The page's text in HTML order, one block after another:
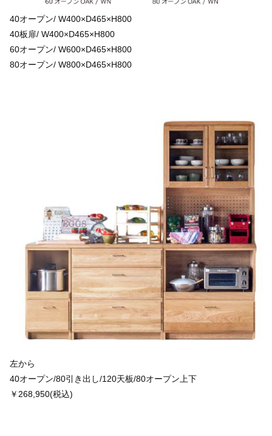
40オープン/ W400×D465×H800
40板扉/ W400×D465×H800
60オープン/ W600×D465×H800
80オープン/ W800×D465×H800
左から
40オープン/80引き出し/120天板/80オープン上下
￥268,950(税込)